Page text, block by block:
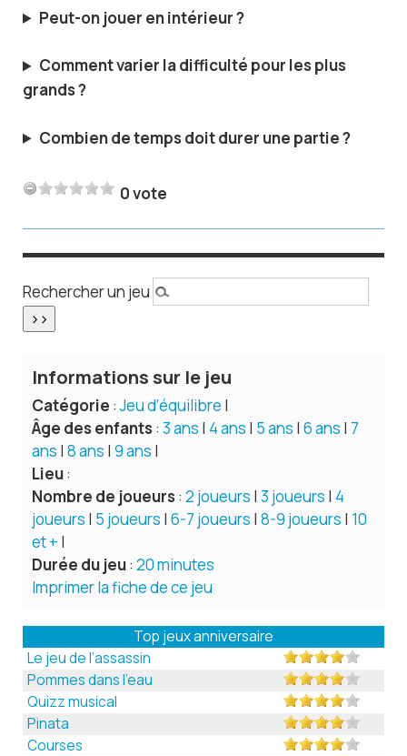
Peut-on jouer en intérieur ?
Comment varier la difficulté pour les plus
grands ?
Combien de temps doit durer une partie ?
0 vote
Rechercher un jeu
Informations sur le jeu
Catégorie :Jeu d’équilibre |
Âge des enfants : 3 ans | 4 ans | 5 ans | 6 ans | 7
ans | 8 ans | 9 ans |
Lieu:
Nombre de joueurs : 2 joueurs | 3 joueurs | 4
joueurs | 5 joueurs | 6-7 joueurs | 8-9 joueurs | 10
et + |
Durée du jeu: 20 minutes
Imprimer la fiche de ce jeu
Top jeux anniversaire
Le jeu de l’assassin
Pommes dans l’eau
Quizz musical
Pinata
Courses